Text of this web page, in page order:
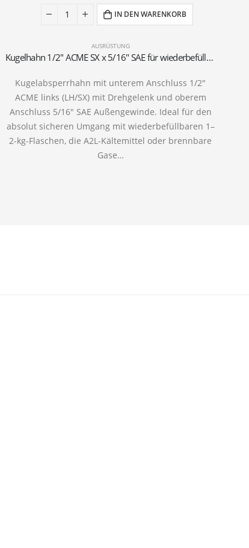
AUSRÜSTUNG
Kugelhahn 1/2″ ACME SX x 5/16″ SAE für wiederbefüllbare Gasflaschen (1–2 kg)
Kugelabsperrhahn mit unterem Anschluss 1/2″
ACME links (LH/SX) mit Drehgelenk und oberem
Anschluss 5/16″ SAE Außengewinde. Ideal für den
absolut sicheren Umgang mit wiederbefüllbaren 1–
2-kg-Flaschen, die A2L-Kältemittel oder brennbare
Gase…
IN DEN WARENKORB